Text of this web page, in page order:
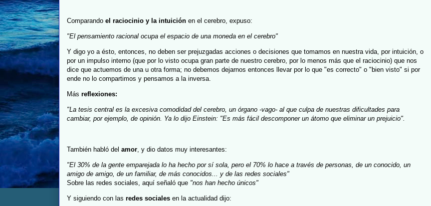
Comparando el raciocinio y la intuición en el cerebro, expuso:
"El pensamiento racional ocupa el espacio de una moneda en el cerebro"
Y digo yo a ésto, entonces, no deben ser prejuzgadas acciones o decisiones que tomamos en nuestra vida, por intuición, o
por un impulso interno (que por lo visto ocupa gran parte de nuestro cerebro, por lo menos más que el raciocinio) que nos
dice que actuemos de una u otra forma; no debemos dejarnos entonces llevar por lo que "es correcto" o "bien visto" si por
ende no lo compartimos y pensamos a la inversa.
Más reflexiones:
"La tesis central es la excesiva comodidad del cerebro, un órgano -vago- al que culpa de nuestras dificultades para
cambiar, por ejemplo, de opinión. Ya lo dijo Einstein: "Es más fácil descomponer un átomo que eliminar un prejuicio".
También habló del amor, y dio datos muy interesantes:
"El 30% de la gente emparejada lo ha hecho por sí sola, pero el 70% lo hace a través de personas, de un conocido, un
amigo de amigo, de un familiar, de más conocidos... y de las redes sociales"
Sobre las redes sociales, aquí señaló que "nos han hecho únicos"
Y siguiendo con las redes sociales en la actualidad dijo: